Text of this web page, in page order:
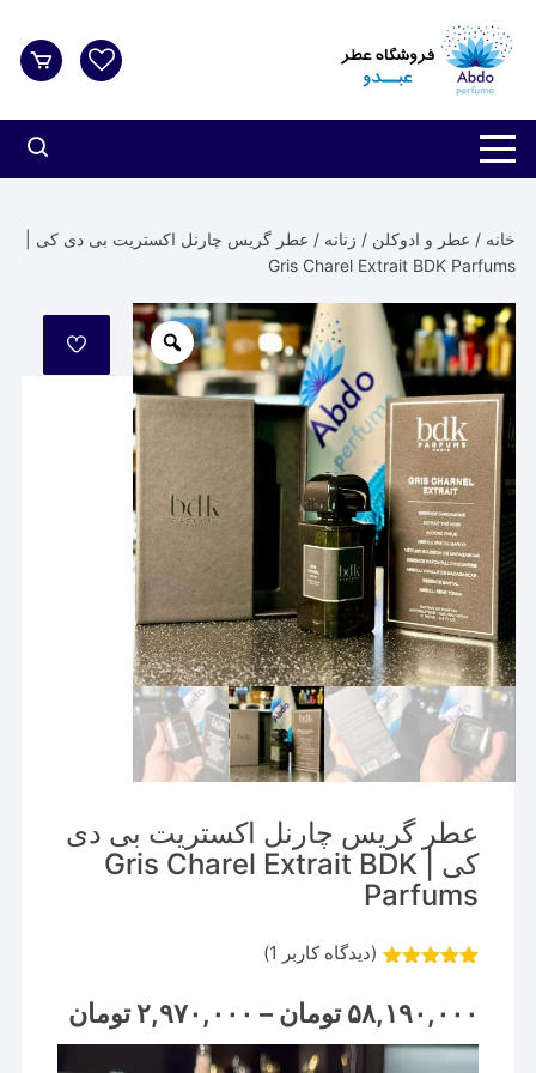
شدن
خانه / عطر و ادوکلن / زنانه / عطر گریس چارنل اکستریت بی دی کی |
Gris Charel Extrait BDK Parfums
مورد
علاقه
عطر گریس چارنل اکستریت بی دی
کی | Gris Charel Extrait BDK
Parfums
مشتری
(دیدگاه کاربر 1
)
۵۸,۱۹۰,۰۰۰ تومان – ۲,۹۷۰,۰۰۰ تومان
نمایشگر